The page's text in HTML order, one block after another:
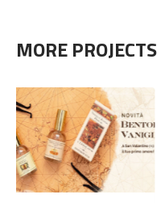
MORE PROJECTS